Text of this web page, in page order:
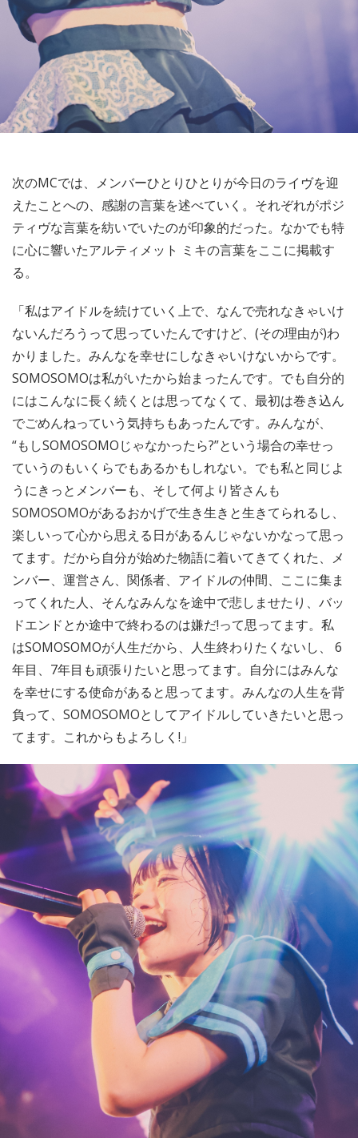
次のMCでは、メンバーひとりひとりが今日のライヴを迎
えたことへの、感謝の言葉を述べていく。それぞれがポジ
ティヴな言葉を紡いでいたのが印象的だった。なかでも特
に心に響いたアルティメット ミキの言葉をここに掲載す
る。
「私はアイドルを続けていく上で、なんで売れなきゃいけ
ないんだろうって思っていたんですけど、(その理由が)わ
かりました。みんなを幸せにしなきゃいけないからです。
SOMOSOMOは私がいたから始まったんです。でも自分的
にはこんなに長く続くとは思ってなくて、最初は巻き込ん
でごめんねっていう気持ちもあったんです。みんなが、
“もしSOMOSOMOじゃなかったら?”という場合の幸せっ
ていうのもいくらでもあるかもしれない。でも私と同じよ
うにきっとメンバーも、そして何より皆さんも
SOMOSOMOがあるおかげで生き生きと生きてられるし、
楽しいって心から思える日があるんじゃないかなって思っ
てます。だから自分が始めた物語に着いてきてくれた、メ
ンバー、運営さん、関係者、アイドルの仲間、ここに集ま
ってくれた人、そんなみんなを途中で悲しませたり、バッ
ドエンドとか途中で終わるのは嫌だ!って思ってます。私
はSOMOSOMOが人生だから、人生終わりたくないし、 6
年目、7年目も頑張りたいと思ってます。自分にはみんな
を幸せにする使命があると思ってます。みんなの人生を背
負って、SOMOSOMOとしてアイドルしていきたいと思っ
てます。これからもよろしく!」